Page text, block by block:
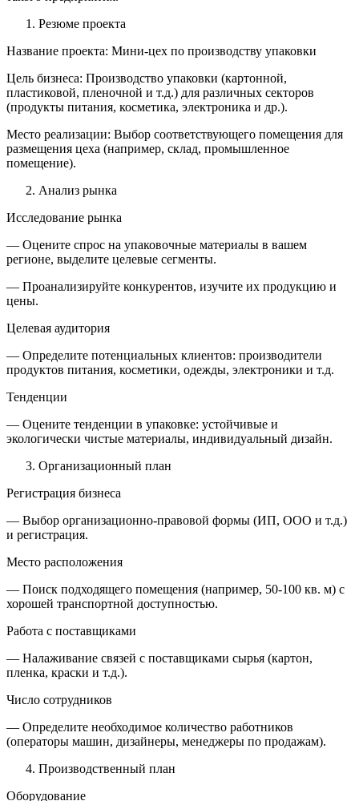
Резюме проекта
Название проекта: Мини-цех по производству упаковки
Цель бизнеса: Производство упаковки (картонной,
пластиковой, пленочной и т.д.) для различных секторов
(продукты питания, косметика, электроника и др.).
Место реализации: Выбор соответствующего помещения для
размещения цеха (например, склад, промышленное
помещение).
Анализ рынка
Исследование рынка
— Оцените спрос на упаковочные материалы в вашем
регионе, выделите целевые сегменты.
— Проанализируйте конкурентов, изучите их продукцию и
цены.
Целевая аудитория
— Определите потенциальных клиентов: производители
продуктов питания, косметики, одежды, электроники и т.д.
Тенденции
— Оцените тенденции в упаковке: устойчивые и
экологически чистые материалы, индивидуальный дизайн.
Организационный план
Регистрация бизнеса
— Выбор организационно-правовой формы (ИП, ООО и т.д.)
и регистрация.
Место расположения
— Поиск подходящего помещения (например, 50-100 кв. м) с
хорошей транспортной доступностью.
Работа с поставщиками
— Налаживание связей с поставщиками сырья (картон,
пленка, краски и т.д.).
Число сотрудников
— Определите необходимое количество работников
(операторы машин, дизайнеры, менеджеры по продажам).
Производственный план
Оборудование